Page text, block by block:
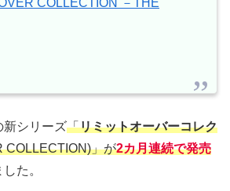
新シリーズ「リミットオーバーコレク
COLLECTION)」が2カ月連続で発売
た。